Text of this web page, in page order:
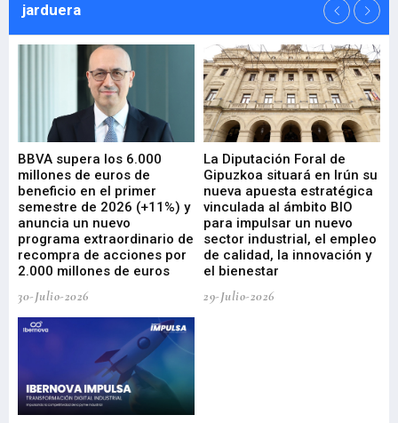
jarduera
BBVA supera los 6.000
millones de euros de
beneficio en el primer
semestre de 2026 (+11%) y
anuncia un nuevo
programa extraordinario de
recompra de acciones por
2.000 millones de euros
30-Julio-2026
La Diputación Foral de
Gipuzkoa situará en Irún su
nueva apuesta estratégica
vinculada al ámbito BIO
para impulsar un nuevo
sector industrial, el empleo
de calidad, la innovación y
el bienestar
29-Julio-2026